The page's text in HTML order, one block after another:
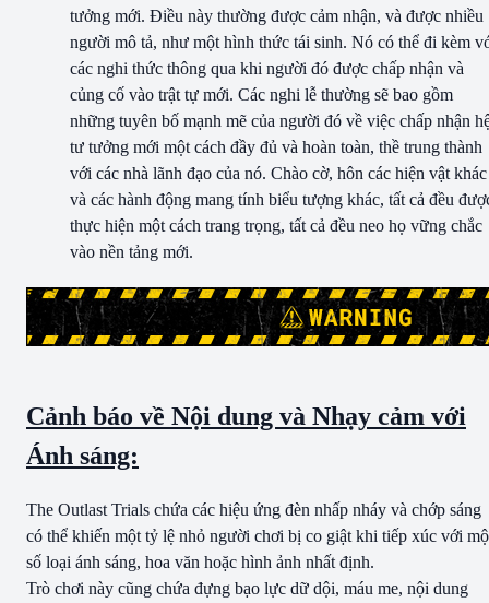
tưởng mới. Điều này thường được cảm nhận, và được nhiều
người mô tả, như một hình thức tái sinh. Nó có thể đi kèm
các nghi thức thông qua khi người đó được chấp nhận và
củng cố vào trật tự mới. Các nghi lễ thường sẽ bao gồm
những tuyên bố mạnh mẽ của người đó về việc chấp nhận
tư tưởng mới một cách đầy đủ và hoàn toàn, thề trung thành
với các nhà lãnh đạo của nó. Chào cờ, hôn các hiện vật khác
và các hành động mang tính biểu tượng khác, tất cả đều
thực hiện một cách trang trọng, tất cả đều neo họ vững chắc
vào nền tảng mới.
Cảnh báo về Nội dung và Nhạy cảm với
Ánh sáng:
The Outlast Trials chứa các hiệu ứng đèn nhấp nháy và chớp sáng
có thể khiến một tỷ lệ nhỏ người chơi bị co giật khi tiếp xúc với
số loại ánh sáng, hoa văn hoặc hình ảnh nhất định.
Trò chơi này cũng chứa đựng bạo lực dữ dội, máu me, nội dung